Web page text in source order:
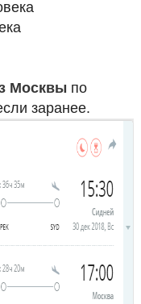
Москвы по
заранее.